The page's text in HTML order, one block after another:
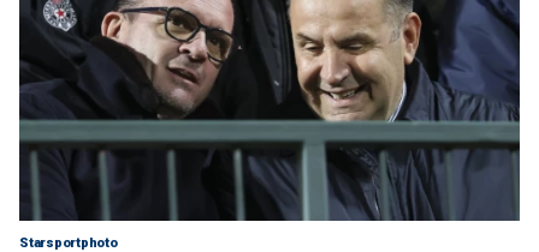
Starsportphoto